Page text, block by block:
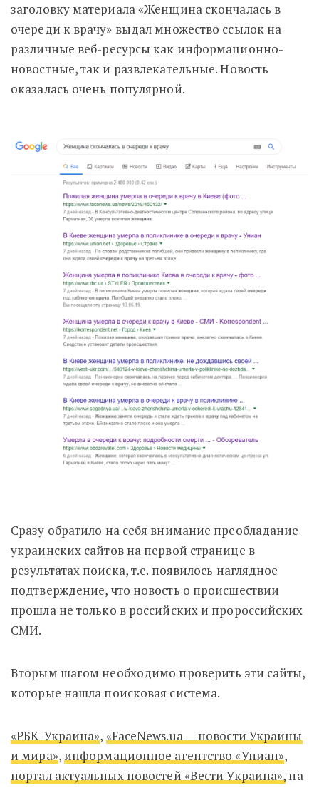
заголовку материала «Женщина скончалась в
очереди к врачу» выдал множество ссылок на
различные веб-ресурсы как информационно-
новостные, так и развлекательные. Новость
оказалась очень популярной.
Сразу обратило на себя внимание преобладание
украинских сайтов на первой странице в
результатах поиска, т.е. появилось наглядное
подтверждение, что новость о происшествии
прошла не только в российских и пророссийских
СМИ.
Вторым шагом необходимо проверить эти сайты,
которые нашла поисковая система.
«РБК-Украина», «FaceNews.ua — новости Украины
и мира», информационное агентство «Униан»,
портал актуальных новостей «Вести Украина», на